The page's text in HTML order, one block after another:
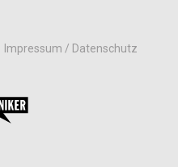
Impressum / Datenschutz